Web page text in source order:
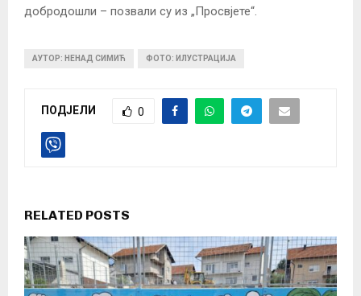
добродошли – позвали су из „Просвјете“.
АУТОР: НЕНАД СИМИЋ ФОТО: ИЛУСТРАЦИЈА
ПОДЈЕЛИ 0
RELATED POSTS